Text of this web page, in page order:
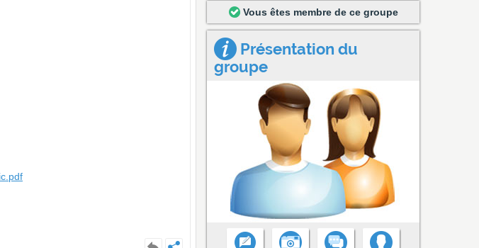
Vous êtes membre de ce groupe
Présentation du
groupe